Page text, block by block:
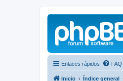
Enlaces rápidos FAQ
Inicio Índice general